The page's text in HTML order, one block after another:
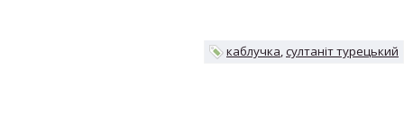
каблучка султаніт турецький